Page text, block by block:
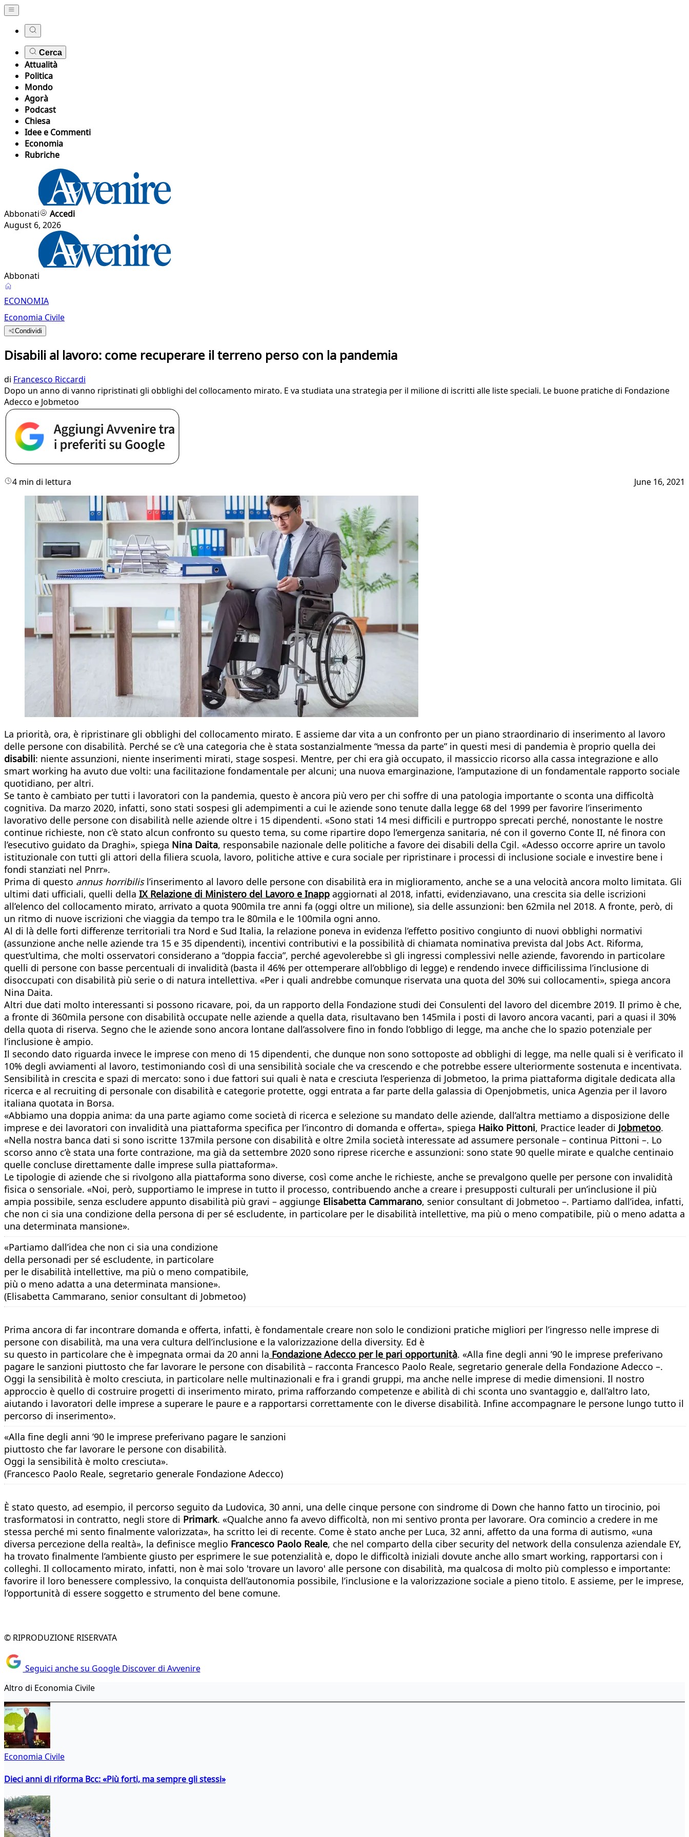
Cerca
Attualità
Politica
Mondo
Agorà
Podcast
Chiesa
Idee e Commenti
Economia
Rubriche
Abbonati
Accedi
August 6, 2026
Abbonati
ECONOMIA
Economia Civile
Condividi
Disabili al lavoro: come recuperare il terreno perso con la pandemia
di Francesco Riccardi
Dopo un anno di vanno ripristinati gli obblighi del collocamento mirato. E va studiata una strategia per il milione di iscritti alle liste speciali. Le buone pratiche di Fondazione
Adecco e Jobmetoo
4 min di lettura June 16, 2021
La priorità, ora, è ripristinare gli obblighi del collocamento mirato. E assieme dar vita a un confronto per un piano straordinario di inserimento al lavoro
delle persone con disabilità. Perché se c’è una categoria che è stata sostanzialmente “messa da parte” in questi mesi di pandemia è proprio quella dei
disabili: niente assunzioni, niente inserimenti mirati, stage sospesi. Mentre, per chi era già occupato, il massiccio ricorso alla cassa integrazione e allo
smart working ha avuto due volti: una facilitazione fondamentale per alcuni; una nuova emarginazione, l’amputazione di un fondamentale rapporto sociale
quotidiano, per altri.
Se tanto è cambiato per tutti i lavoratori con la pandemia, questo è ancora più vero per chi soffre di una patologia importante o sconta una difficoltà
cognitiva. Da marzo 2020, infatti, sono stati sospesi gli adempimenti a cui le aziende sono tenute dalla legge 68 del 1999 per favorire l’inserimento
lavorativo delle persone con disabilità nelle aziende oltre i 15 dipendenti. «Sono stati 14 mesi difficili e purtroppo sprecati perché, nonostante le nostre
continue richieste, non c’è stato alcun confronto su questo tema, su come ripartire dopo l’emergenza sanitaria, né con il governo Conte II, né finora con
l’esecutivo guidato da Draghi», spiega Nina Daita, responsabile nazionale delle politiche a favore dei disabili della Cgil. «Adesso occorre aprire un tavolo
istituzionale con tutti gli attori della filiera scuola, lavoro, politiche attive e cura sociale per ripristinare i processi di inclusione sociale e investire bene i
fondi stanziati nel Pnrr».
Prima di questo annus horribilisl’inserimento al lavoro delle persone con disabilità era in miglioramento, anche se a una velocità ancora molto limitata. Gli
ultimi dati ufficiali, quelli della IX Relazione di Ministero del Lavoro e Inapp aggiornati al 2018, infatti, evidenziavano, una crescita sia delle iscrizioni
all’elenco del collocamento mirato, arrivato a quota 900mila tre anni fa (oggi oltre un milione), sia delle assunzioni: ben 62mila nel 2018. A fronte, però, di
un ritmo di nuove iscrizioni che viaggia da tempo tra le 80mila e le 100mila ogni anno.
Al di là delle forti differenze territoriali tra Nord e Sud Italia, la relazione poneva in evidenza l’effetto positivo congiunto di nuovi obblighi normativi
(assunzione anche nelle aziende tra 15 e 35 dipendenti), incentivi contributivi e la possibilità di chiamata nominativa prevista dal Jobs Act. Riforma,
quest’ultima, che molti osservatori considerano a “doppia faccia”, perché agevolerebbe sì gli ingressi complessivi nelle aziende, favorendo in particolare
quelli di persone con basse percentuali di invalidità (basta il 46% per ottemperare all’obbligo di legge) e rendendo invece difficilissima l’inclusione di
disoccupati con disabilità più serie o di natura intellettiva. «Per i quali andrebbe comunque riservata una quota del 30% sui collocamenti», spiega ancora
Nina Daita.
Altri due dati molto interessanti si possono ricavare, poi, da un rapporto della Fondazione studi dei Consulenti del lavoro del dicembre 2019. Il primo è che,
a fronte di 360mila persone con disabilità occupate nelle aziende a quella data, risultavano ben 145mila i posti di lavoro ancora vacanti, pari a quasi il 30%
della quota di riserva. Segno che le aziende sono ancora lontane dall’assolvere fino in fondo l’obbligo di legge, ma anche che lo spazio potenziale per
l’inclusione è ampio.
Il secondo dato riguarda invece le imprese con meno di 15 dipendenti, che dunque non sono sottoposte ad obblighi di legge, ma nelle quali si è verificato il
10% degli avviamenti al lavoro, testimoniando così di una sensibilità sociale che va crescendo e che potrebbe essere ulteriormente sostenuta e incentivata.
Sensibilità in crescita e spazi di mercato: sono i due fattori sui quali è nata e cresciuta l’esperienza di Jobmetoo, la prima piattaforma digitale dedicata alla
ricerca e al recruiting di personale con disabilità e categorie protette, oggi entrata a far parte della galassia di Openjobmetis, unica Agenzia per il lavoro
italiana quotata in Borsa.
«Abbiamo una doppia anima: da una parte agiamo come società di ricerca e selezione su mandato delle aziende, dall’altra mettiamo a disposizione delle
imprese e dei lavoratori con invalidità una piattaforma specifica per l’incontro di domanda e offerta», spiega Haiko Pittoni, Practice leader di Jobmetoo.
«Nella nostra banca dati si sono iscritte 137mila persone con disabilità e oltre 2mila società interessate ad assumere personale – continua Pittoni –. Lo
scorso anno c’è stata una forte contrazione, ma già da settembre 2020 sono riprese ricerche e assunzioni: sono state 90 quelle mirate e qualche centinaio
quelle concluse direttamente dalle imprese sulla piattaforma».
Le tipologie di aziende che si rivolgono alla piattaforma sono diverse, così come anche le richieste, anche se prevalgono quelle per persone con invalidità
fisica o sensoriale. «Noi, però, supportiamo le imprese in tutto il processo, contribuendo anche a creare i presupposti culturali per un’inclusione il più
ampia possibile, senza escludere appunto disabilità più gravi – aggiunge Elisabetta Cammarano, senior consultant di Jobmetoo –. Partiamo dall’idea, infatti,
che non ci sia una condizione della persona di per sé escludente, in particolare per le disabilità intellettive, ma più o meno compatibile, più o meno adatta a
una determinata mansione».
«Partiamo dall’idea che non ci sia una condizione
della personadi per sé escludente, in particolare
per le disabilità intellettive, ma più o meno compatibile,
più o meno adatta a una determinata mansione».
(Elisabetta Cammarano, senior consultant di Jobmetoo)
Prima ancora di far incontrare domanda e offerta, infatti, è fondamentale creare non solo le condizioni pratiche migliori per l’ingresso nelle imprese di
persone con disabilità, ma una vera cultura dell’inclusione e la valorizzazione della diversity. Ed è
su questo in particolare che è impegnata ormai da 20 anni la Fondazione Adecco per le pari opportunità. «Alla fine degli anni ’90 le imprese preferivano
pagare le sanzioni piuttosto che far lavorare le persone con disabilità – racconta Francesco Paolo Reale, segretario generale della Fondazione Adecco –.
Oggi la sensibilità è molto cresciuta, in particolare nelle multinazionali e fra i grandi gruppi, ma anche nelle imprese di medie dimensioni. Il nostro
approccio è quello di costruire progetti di inserimento mirato, prima rafforzando competenze e abilità di chi sconta uno svantaggio e, dall’altro lato,
aiutando i lavoratori delle imprese a superare le paure e a rapportarsi correttamente con le diverse disabilità. Infine accompagnare le persone lungo tutto il
percorso di inserimento».
«Alla fine degli anni ’90 le imprese preferivano pagare le sanzioni
piuttosto che far lavorare le persone con disabilità.
Oggi la sensibilità è molto cresciuta».
(Francesco Paolo Reale, segretario generale Fondazione Adecco)
È stato questo, ad esempio, il percorso seguito da Ludovica, 30 anni, una delle cinque persone con sindrome di Down che hanno fatto un tirocinio, poi
trasformatosi in contratto, negli store di Primark. «Qualche anno fa avevo difficoltà, non mi sentivo pronta per lavorare. Ora comincio a credere in me
stessa perché mi sento finalmente valorizzata», ha scritto lei di recente. Come è stato anche per Luca, 32 anni, affetto da una forma di autismo, «una
diversa percezione della realtà», la definisce meglio Francesco Paolo Reale, che nel comparto della ciber security del network della consulenza aziendale EY,
ha trovato finalmente l’ambiente giusto per esprimere le sue potenzialità e, dopo le difficoltà iniziali dovute anche allo smart working, rapportarsi con i
colleghi. Il collocamento mirato, infatti, non è mai solo 'trovare un lavoro' alle persone con disabilità, ma qualcosa di molto più complesso e importante:
favorire il loro benessere complessivo, la conquista dell’autonomia possibile, l’inclusione e la valorizzazione sociale a pieno titolo. E assieme, per le imprese,
l’opportunità di essere soggetto e strumento del bene comune.
© RIPRODUZIONE RISERVATA
Seguici anche su Google Discover di Avvenire
Altro di Economia Civile
Economia Civile
Dieci anni di riforma Bcc: «Più forti, ma sempre gli stessi»